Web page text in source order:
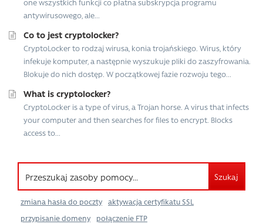
one wszystkich funkcji co płatna subskrypcja programu
antywirusowego, ale...
Co to jest cryptolocker?
CryptoLocker to rodzaj wirusa, konia trojańskiego. Wirus, który
infekuje komputer, a następnie wyszukuje pliki do zaszyfrowania.
Blokuje do nich dostęp. W początkowej fazie rozwoju tego...
What is cryptolocker?
CryptoLocker is a type of virus, a Trojan horse. A virus that infects
your computer and then searches for files to encrypt. Blocks
access to...
Szukaj
zmiana hasła do poczty
aktywacja certyfikatu SSL
przypisanie domeny
połączenie FTP